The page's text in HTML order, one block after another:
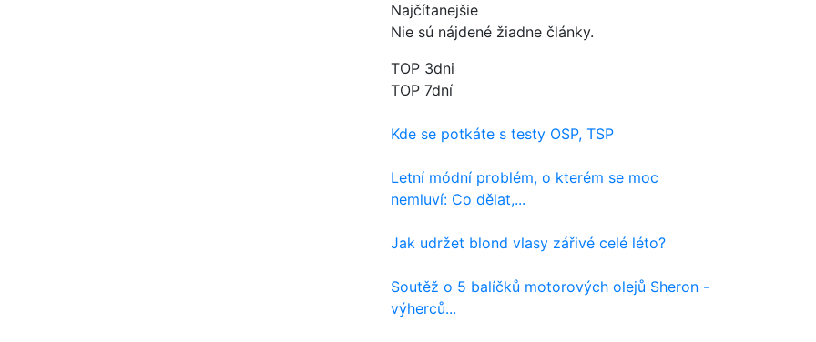
Najčítanejšie
Nie sú nájdené žiadne články.
TOP 3dni
TOP 7dní
Kde se potkáte s testy OSP, TSP
Letní módní problém, o kterém se moc
nemluví: Co dělat,...
Jak udržet blond vlasy zářivé celé léto?
Soutěž o 5 balíčků motorových olejů Sheron -
výherců...